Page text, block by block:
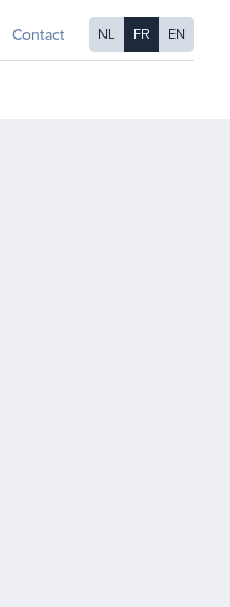
Contact NL FR EN